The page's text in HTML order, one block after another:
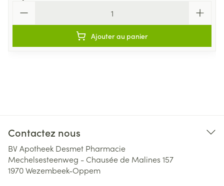
Ajouter au panier
Contactez nous
BV Apotheek Desmet Pharmacie
Mechelsesteenweg - Chausée de Malines 157
1970Wezembeek-Oppem